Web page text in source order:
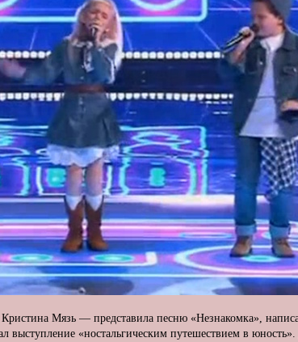
Мязь — представила песню «Незнакомка»,
выступление «ностальгическим путешествием в